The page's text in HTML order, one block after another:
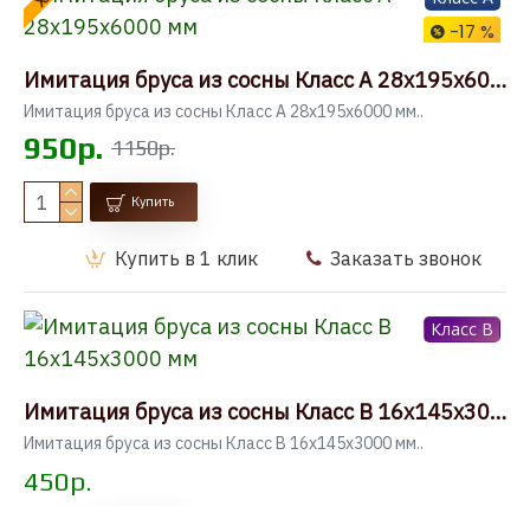
-17 %
Имитация бруса из сосны Класс А 28x195x6000 мм
Имитация бруса из сосны Класс А 28x195x6000 мм..
950р. 1150р.
Купить
Купить в 1 клик Заказать звонок
Класс B
Имитация бруса из сосны Класс В 16x145x3000 мм
Имитация бруса из сосны Класс В 16x145x3000 мм..
450р.